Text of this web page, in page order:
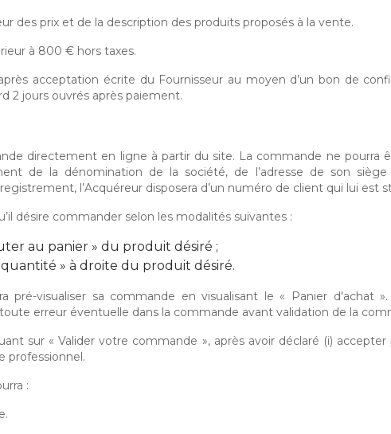
des prix et de la description des produits proposés à la vente.
à 800 € hors taxes.
acceptation écrite du Fournisseur au moyen d’un bon de
2 jours ouvrés après paiement.
directement en ligne à partir du site. La commande ne pourra
de la dénomination de la société, de l’adresse de son
l’Acquéreur disposera d’un numéro de client qui lui est
désire commander selon les modalités suivantes :
au panier » du produit désiré ;
» à droite du produit désiré.
pré-visualiser sa commande en visualisant le « Panier d'achat
erreur éventuelle dans la commande avant validation de la
sur « Valider votre commande », après avoir déclaré (i)
professionnel.
: